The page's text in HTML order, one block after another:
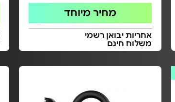
מחיר מיוחד
אחריות יבואן רשמי
משלוח חינם